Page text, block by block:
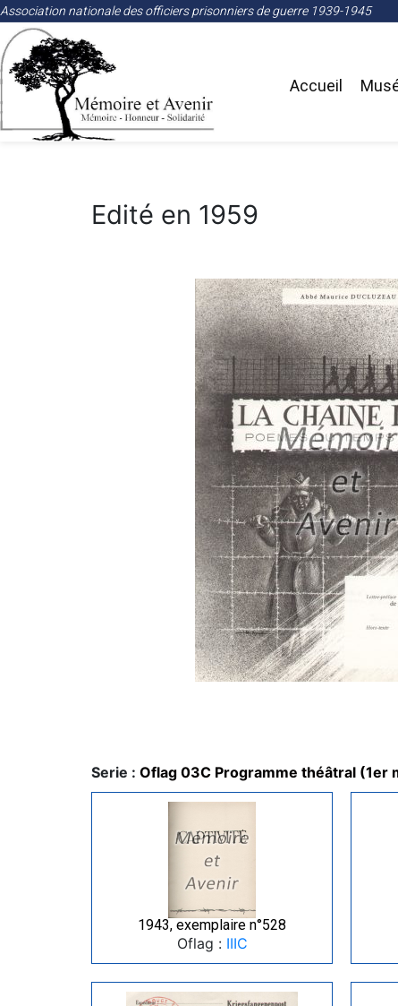
Association nationale des officiers prisonniers de guerre 1939-1945
Accueil
Edité en 1959
Serie : Oflag 03C Programme théâtral (1er
1943, exemplaire n°528
Oflag : IIIC